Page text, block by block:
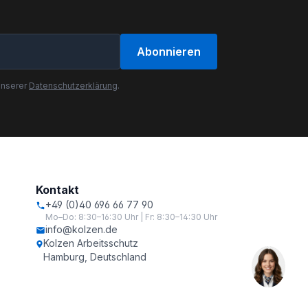
Abonnieren
Datenschutzerklärung.
Kontakt
+49 (0)40 696 66 77 90
Mo–Do: 8:30–16:30 Uhr | Fr: 8:30–14:30 Uhr
info@kolzen.de
Kolzen Arbeitsschutz
Hamburg, Deutschland